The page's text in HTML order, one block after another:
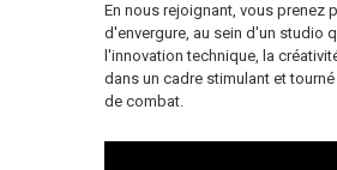
En nous rejoignant, vous prenez
d'envergure, au sein d'un studio
l'innovation technique, la
dans un cadre stimulant et
de combat.